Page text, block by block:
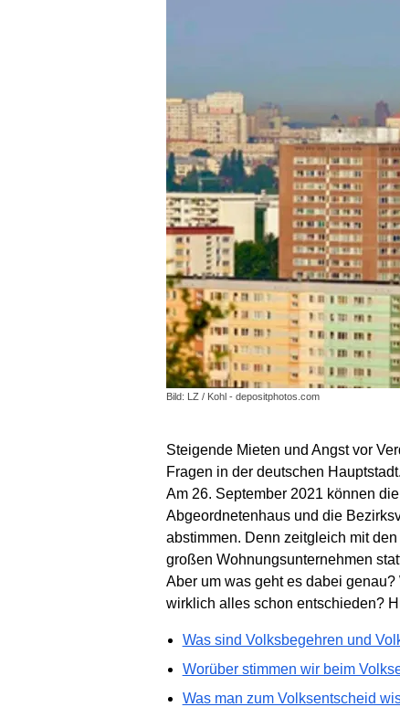
Bild: LZ / Kohl - depositphotos.com
Steigende Mieten und Angst vor
Fragen in der deutschen
Am 26. September 2021 können
Abgeordnetenhaus und die
abstimmen. Denn zeitgleich mit
großen Wohnungsunternehmen
Aber um was geht es dabei
wirklich alles schon entschieden?
Was sind Volksbegehren und
Worüber stimmen wir beim
Was man zum Volksentscheid